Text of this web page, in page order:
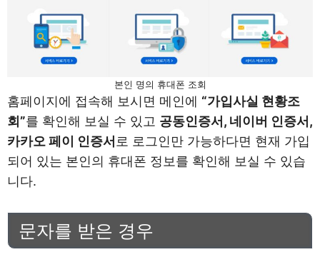
본인 명의 휴대폰 조회
홈페이지에 접속해 보시면 메인에 “가입사실 현황조
회”를 확인해 보실 수 있고 공동인증서, 네이버 인증서,
카카오 페이 인증서 로 로그인만 가능하다면 현재 가입
되어 있는 본인의 휴대폰 정보를 확인해 보실 수 있습
니다.
문자를 받은 경우